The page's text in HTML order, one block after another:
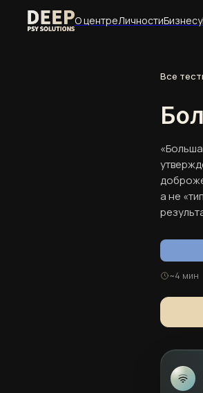
О центреЛичностиБизнесу
Все
а не
~4 мин
О центре
Философия и миссия
Философия, миссия и
Опыт клиентов и
Все направления